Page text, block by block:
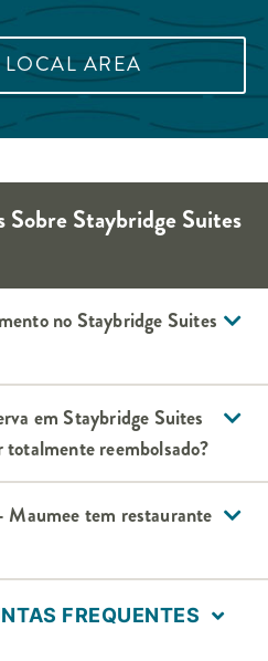
LOCAL AREA
SobreStaybridge Suites
no Staybridge Suites
em Staybridge Suites
reembolsado?
Maumeetem restaurante
FREQUENTES